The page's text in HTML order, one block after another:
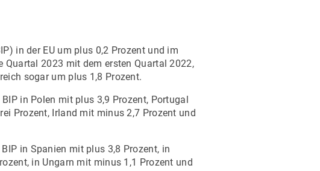
in der EU um plus 0,2 Prozent und im
Quartal 2023 mit dem ersten Quartal 2022,
sogar um plus 1,8 Prozent.
in Polen mit plus 3,9 Prozent, Portugal
Prozent, Irland mit minus 2,7 Prozent und
in Spanien mit plus 3,8 Prozent, in
in Ungarn mit minus 1,1 Prozent und